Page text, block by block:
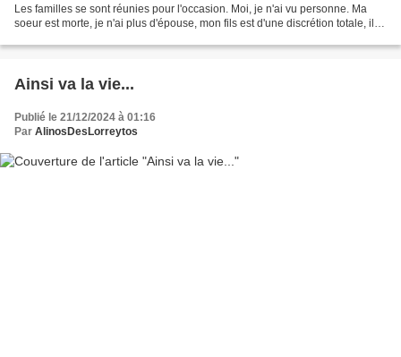
Les familles se sont réunies pour l'occasion. Moi, je n'ai vu personne. Ma
soeur est morte, je n'ai plus d'épouse, mon fils est d'une discrétion totale, il
Ainsi va la vie...
Publié le 21/12/2024 à 01:16
Par AlinosDesLorreytos